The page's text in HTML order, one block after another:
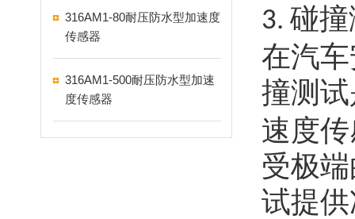
316AM1-80耐压防水型加速度
传感器
316AM1-500耐压防水型加速
度传感器
3. 碰
在汽
撞测
速度
受极
试提